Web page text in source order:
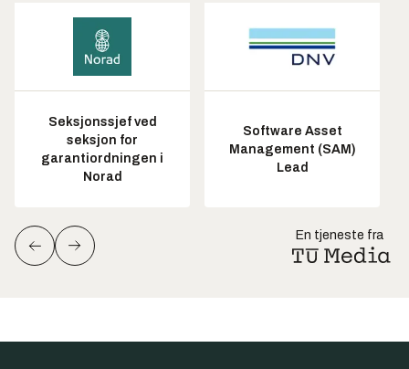
Seksjonssjef ved
seksjon for
garantiordningen i
Norad
Software Asset
Management (SAM)
Lead
En tjeneste fra